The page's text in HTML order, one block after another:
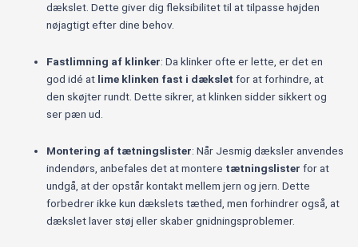
dækslet. Dette giver dig fleksibilitet til at tilpasse højden
nøjagtigt efter dine behov.
Fastlimning af klinker: Da klinker ofte er lette, er det en
god idé at lime klinken fast i dækslet for at forhindre, at
den skøjter rundt. Dette sikrer, at klinken sidder sikkert og
ser pæn ud.
Montering af tætningslister: Når Jesmig dæksler anvendes
indendørs, anbefales det at montere tætningslister for at
undgå, at der opstår kontakt mellem jern og jern. Dette
forbedrer ikke kun dækslets tæthed, men forhindrer også, at
dækslet laver støj eller skaber gnidningsproblemer.